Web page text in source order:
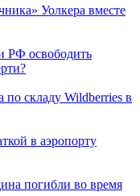
Уолкера вместе
освободить
по складу Wildberries в
в аэропорту
погибли во время